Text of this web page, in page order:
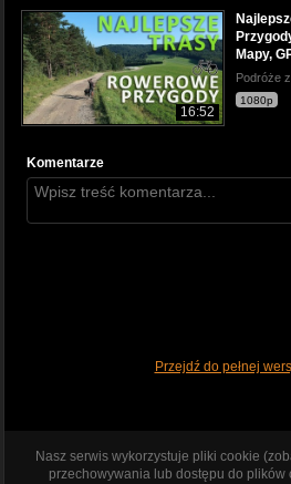
16:52
Mapy,
Podróże
1080p
Komentarze
Przejdź do pełnej
Nasz serwis wykorzystuje pliki cookie
przechowywania lub dostępu do plików